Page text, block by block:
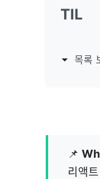
TIL
목록
📌
리액